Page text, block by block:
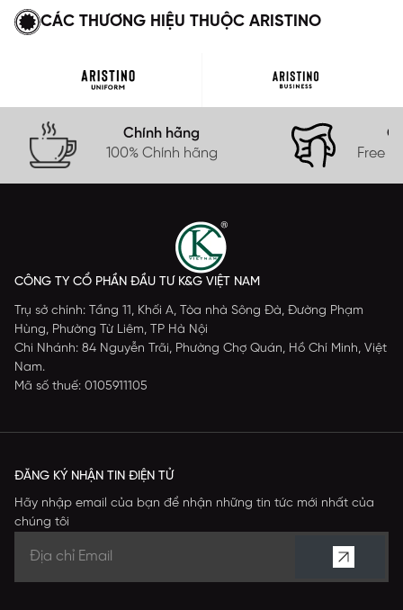
CÁC THƯƠNG HIỆU THUỘC ARISTINO
Chính hãng
100% Chính hãng
Free
CÔNG TY CỔ PHẦN ĐẦU TƯ K&G VIỆT NAM
Trụ sở chính: Tầng 11, Khối A, Tòa nhà Sông Đà, Đường Phạm
Hùng, Phường Từ Liêm, TP Hà Nội
Chi Nhánh: 84 Nguyễn Trãi, Phường Chợ Quán, Hồ Chí Minh, Việt
Nam.
Mã số thuế: 0105911105
ĐĂNG KÝ NHẬN TIN ĐIỆN TỬ
Hãy nhập email của bạn để nhận những tin tức mới nhất của
chúng tôi